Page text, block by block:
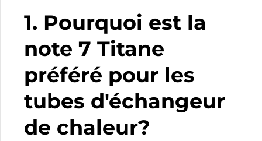
1. Pourquoi est la
note 7 Titane
préféré pour les
tubes d'échangeur
de chaleur?